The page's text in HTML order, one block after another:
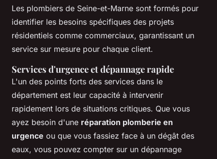
Les plombiers de Seine-et-Marne sont formés pour
identifier les besoins spécifiques des projets
résidentiels comme commerciaux, garantissant un
service sur mesure pour chaque client.
Services d'urgence et dépannage rapide
L'un des points forts des services dans le
département est leur capacité à intervenir
rapidement lors de situations critiques. Que vous
ayez besoin d'une réparation plomberie en
urgence ou que vous fassiez face à un dégât des
eaux, vous pouvez compter sur un dépannage